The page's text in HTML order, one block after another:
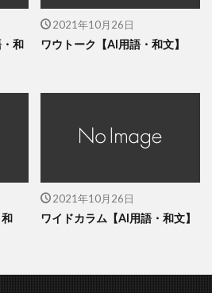
和
2021年10月26日
ワウトーク【AI用語・和文】
2021年10月26日
ワイドカラム【AI用語・和文】